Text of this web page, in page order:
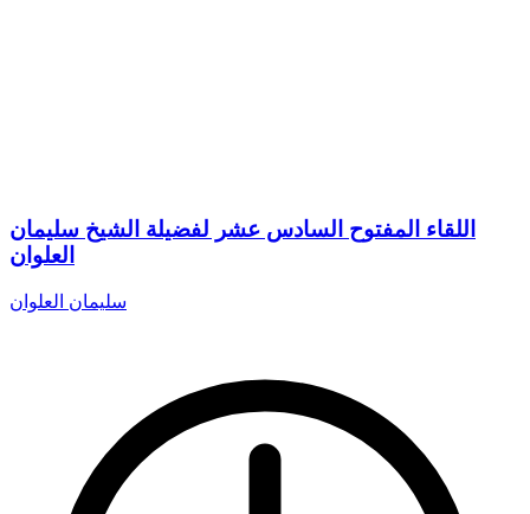
اللقاء المفتوح السادس عشر لفضيلة الشيخ سليمان
العلوان
سليمان العلوان